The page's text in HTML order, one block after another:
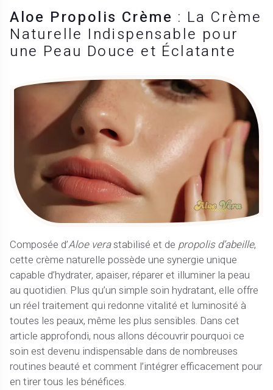
Aloe Propolis Crème : La Crème
Naturelle Indispensable pour
une Peau Douce et Éclatante
Composée d’Aloe verastabilisé et de propolis d’abeille,
cette crème naturelle possède une synergie unique
capable d’hydrater, apaiser, réparer et illuminer la peau
au quotidien. Plus qu’un simple soin hydratant, elle offre
un réel traitement qui redonne vitalité et luminosité à
toutes les peaux, même les plus sensibles. Dans cet
article approfondi, nous allons découvrir pourquoi ce
soin est devenu indispensable dans de nombreuses
routines beauté et comment l’intégrer efficacement pour
en tirer tous les bénéfices.